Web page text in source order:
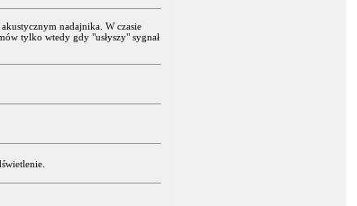
nadajnika. W czasie
tylko wtedy gdy "usłyszy" sygnał